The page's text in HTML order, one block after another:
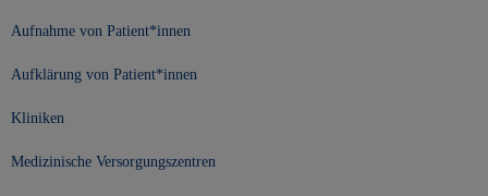
Aufnahme von Patient*innen
Aufklärung von Patient*innen
Kliniken
Medizinische Versorgungszentren